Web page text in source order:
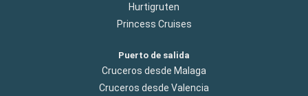
Hurtigruten
Princess Cruises
Puerto de salida
Cruceros desde Malaga
Cruceros desde Valencia